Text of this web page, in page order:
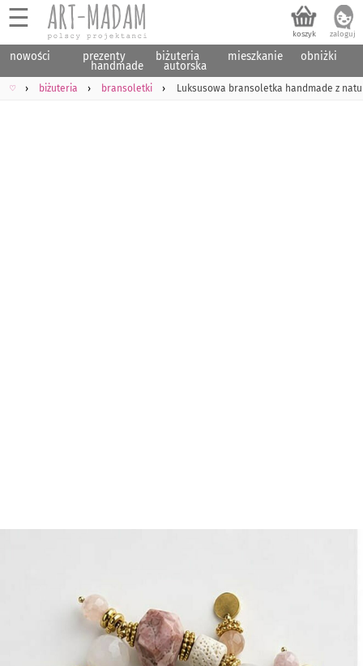
☰
nowości prezenty
handmade
biżuteria
autorska
mieszkanie obniżki
♡ biżuteria bransoletki Luksusowa bransoletka handmade z